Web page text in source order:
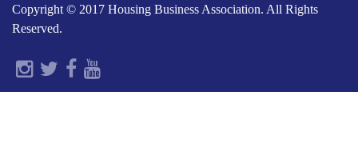
Copyright © 2017 Housing Business Association. All Rights
Reserved.